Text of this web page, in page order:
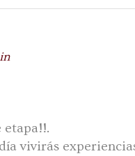
etapa!!.
vivirás